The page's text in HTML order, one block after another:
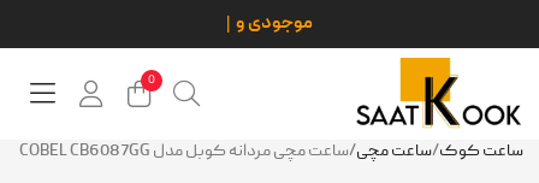
0
ساعت کوک/ساعت مچی/ساعت مچی مردانه کوبل مدل COBEL CB6087GG